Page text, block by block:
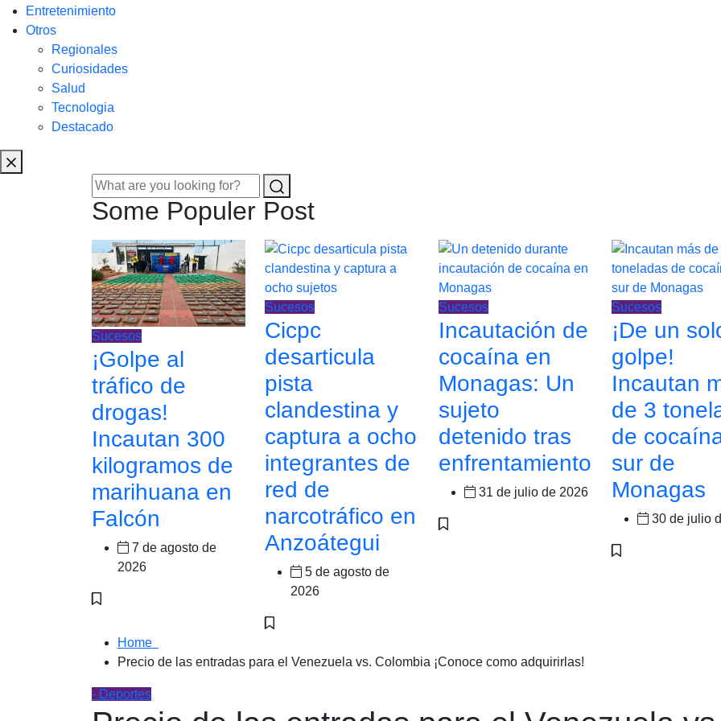
Entretenimiento
Otros
Regionales
Curiosidades
Salud
Tecnologia
Destacado
Some Populer Post
Sucesos
¡Golpe al
tráfico de
drogas!
Incautan 300
kilogramos de
marihuana en
Falcón
7 de agosto de
2026
Sucesos
Cicpc
desarticula
pista
clandestina y
captura a ocho
integrantes de
red de
narcotráfico en
Anzoátegui
5 de agosto de
2026
Sucesos
Incautación de
cocaína en
Monagas: Un
sujeto
detenido tras
enfrentamiento
31 de julio de 2026
Sucesos
¡De un
golpe!
Incautan
de 3
de
sur de
Monagas
30 de julio
Home
Precio de las entradas para el Venezuela vs. Colombia ¡Conoce como adquirirlas!
- Deportes